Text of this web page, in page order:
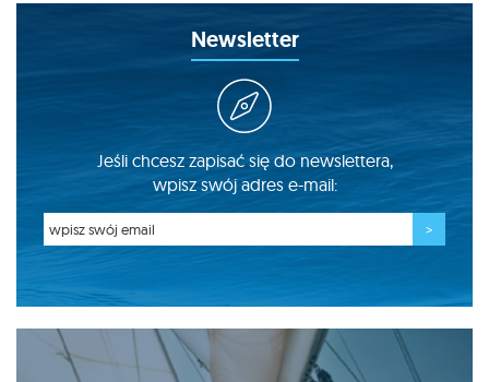
Newsletter
Jeśli chcesz zapisać się do newslettera,
wpisz swój adres e-mail: